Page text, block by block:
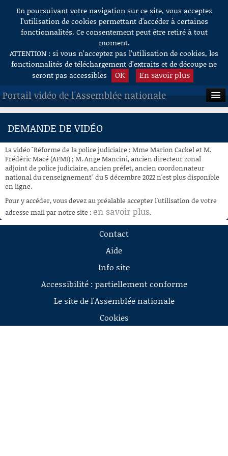
Aller au contenu
En poursuivant votre navigation sur ce site, vous acceptez
l’utilisation de cookies permettant d'accéder à certaines
fonctionnalités. Ce consentement peut être retiré à tout
moment.
ATTENTION : si vous n’acceptez pas l’utilisation de cookies, les
fonctionnalités de téléchargement d’extraits et de découpe ne
seront pas accessibles
OK En savoir plus
Portail vidéo de l'Assemblée nationale
ACCUEIL
À LA DEMANDE
RECHERCHE
AIDE À LA DÉCOUPE
DE VIDÉOS
DEMANDE DE VIDÉO
La vidéo "Réforme de la police judiciaire : Mme Marion Cackel et M.
Frédéric Macé (AFMI) ; M. Ange Mancini, ancien directeur zonal
adjoint de police judiciaire, ancien préfet, ancien coordonnateur
national du renseignement" du 5 décembre 2022 n'est plus disponible
en ligne.
Pour y accéder, vous devez au préalable accepter l'utilisation de votre
adresse mail par notre site : en savoir plus.
Contact
Aide
Info site
Accessibilité : partiellement conforme
Le site de l'Assemblée nationale
Cookies